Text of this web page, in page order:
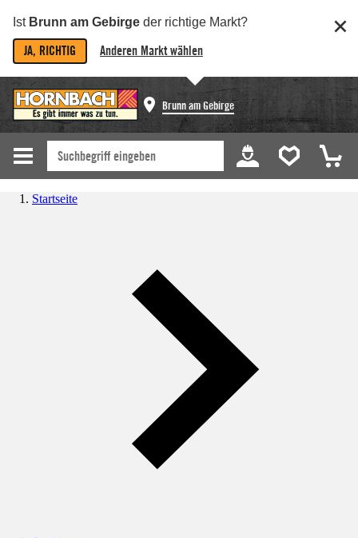
Ist Brunn am Gebirge der richtige Markt?
JA, RICHTIG Anderen Markt wählen
Brunn am Gebirge
Startseite